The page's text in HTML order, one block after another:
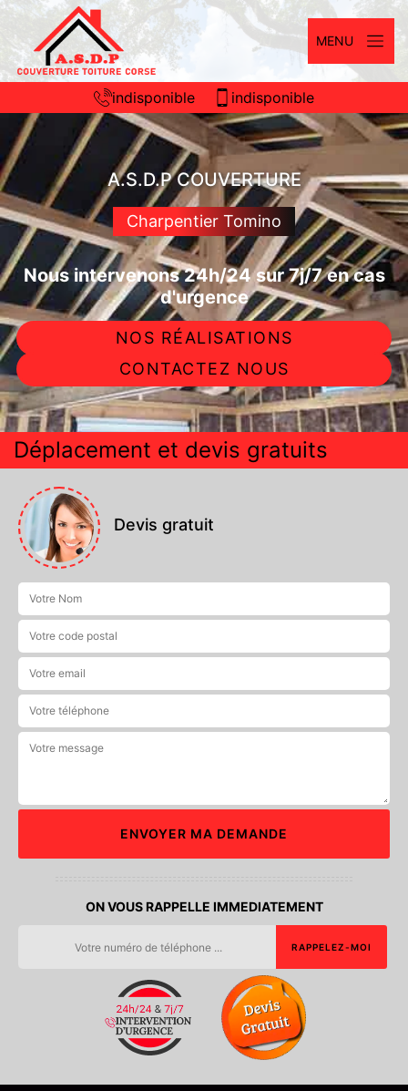
MENU
indisponible indisponible
A.S.D.P COUVERTURE
Charpentier Tomino
Nous intervenons 24h/24 sur 7j/7 en cas
d'urgence
NOS RÉALISATIONS
CONTACTEZ NOUS
Déplacement et devis gratuits
Devis gratuit
ON VOUS RAPPELLE IMMEDIATEMENT